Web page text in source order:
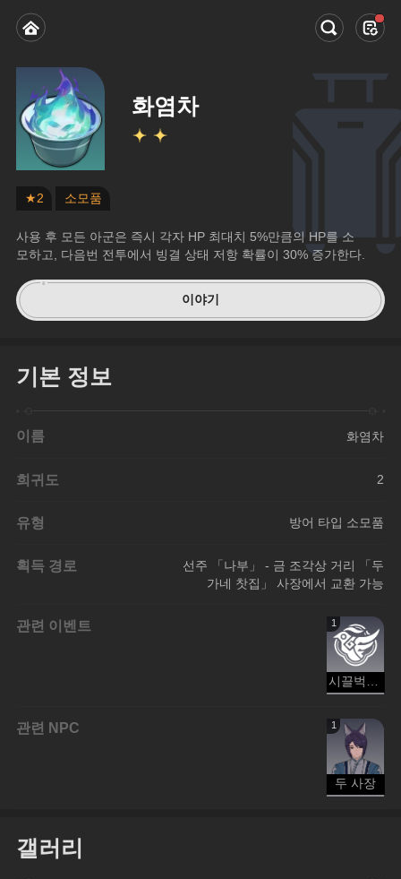
화염차
★2 소모품
사용 후 모든 아군은 즉시 각자 HP 최대치 5%만큼의 HP를 소
모하고, 다음번 전투에서 빙결 상태 저항 확률이 30% 증가한다.
이야기
기본 정보
이름 화염차
희귀도 2
유형 방어 타입 소모품
획득 경로
선주 「나부」 - 금 조각상 거리 「두
가네 찻집」 사장에서 교환 가능
관련 이벤트 1
시끌벅적 금 조각상 옛 거리
관련 NPC 1
두 사장
갤러리